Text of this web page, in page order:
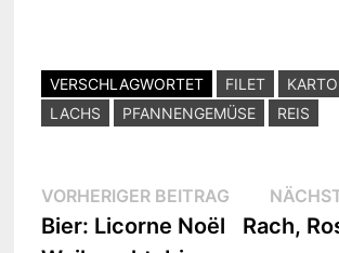
VERSCHLAGWORTET FILET
LACHS
PFANNENGEMÜSE REIS
Beitragsnavigation
VORHERIGER BEITRAGVorheriger
Beitrag:
Bier: Licorne Noël
Rach,